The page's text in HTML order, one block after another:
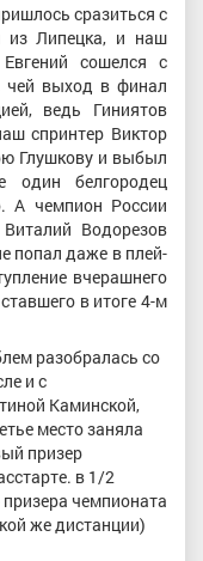
сразиться с
из Липецка, и наш
сошелся с
чей выход в финал
ведь Гиниятов
спринтер Виктор
Глушкову и выбыл
один белгородец
А чемпион России
Водорезов
попал даже в плей-
вчерашнего
в итоге 4-м
разобралась со
и с
Каминской,
место заняла
призер
в 1/2
чемпионата
же дистанции)